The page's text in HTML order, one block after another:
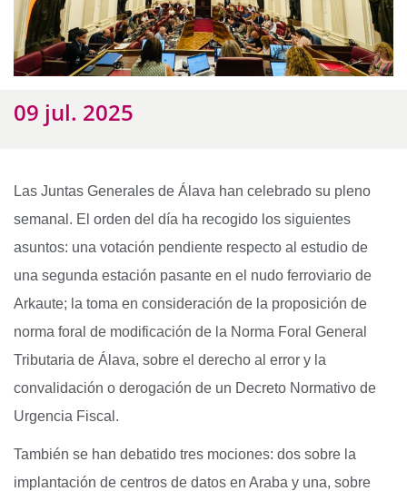
09 jul. 2025
Las Juntas Generales de Álava han celebrado su pleno
semanal. El orden del día ha recogido los siguientes
asuntos: una votación pendiente respecto al estudio de
una segunda estación pasante en el nudo ferroviario de
Arkaute; la toma en consideración de la proposición de
norma foral de modificación de la Norma Foral General
Tributaria de Álava, sobre el derecho al error y la
convalidación o derogación de un Decreto Normativo de
Urgencia Fiscal.
También se han debatido tres mociones: dos sobre la
implantación de centros de datos en Araba y una, sobre